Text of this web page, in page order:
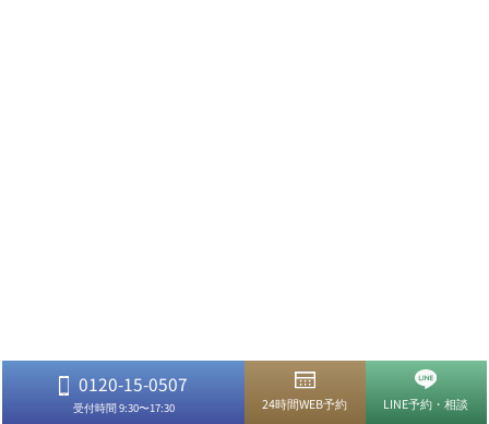
0120-15-0507
受付時間 9:30〜17:30 24時間WEB予約 LINE予約・相談